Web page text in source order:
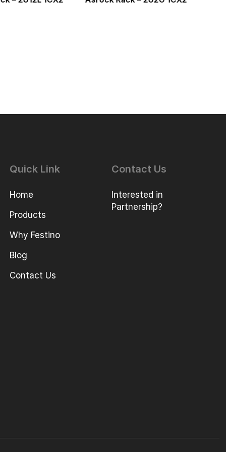
Quick Link
Home
Products
Why Festino
Blog
Contact Us
Contact Us
Interested in
Partnership?